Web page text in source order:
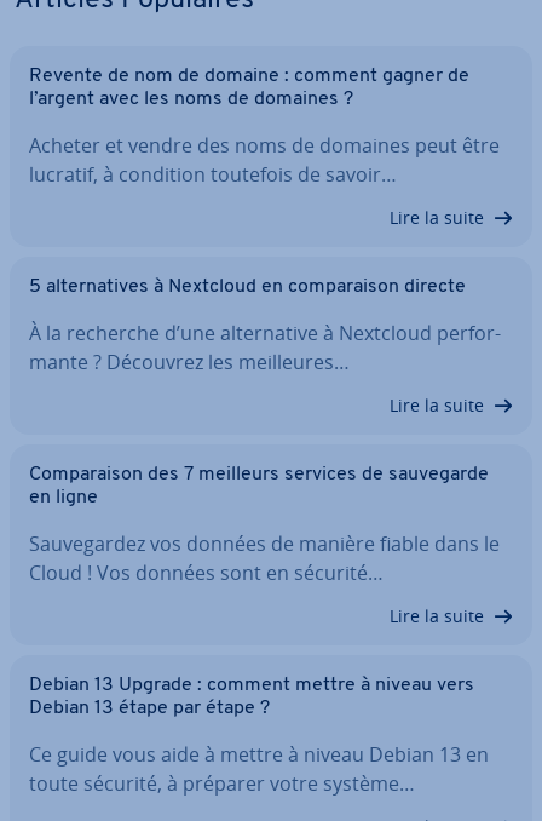
Revente de nom de domaine : comment gagner de
l’argent avec les noms de domaines ?
Acheter et vendre des noms de domaines peut être
lucratif, à condition toutefois de savoir…
Lire la suite
5 al­ter­na­tives à Nextcloud en com­pa­rai­son directe
À la recherche d’une al­ter­na­tive à Nextcloud per­for­
mante ? Découvrez les meil­leures…
Lire la suite
Com­pa­rai­son des 7 meilleurs services de sau­ve­garde
en ligne
Sau­ve­gar­dez vos données de manière fiable dans le
Cloud ! Vos données sont en sécurité…
Lire la suite
Debian 13 Upgrade : comment mettre à niveau vers
Debian 13 étape par étape ?
Ce guide vous aide à mettre à niveau Debian 13 en
toute sécurité, à préparer votre système…